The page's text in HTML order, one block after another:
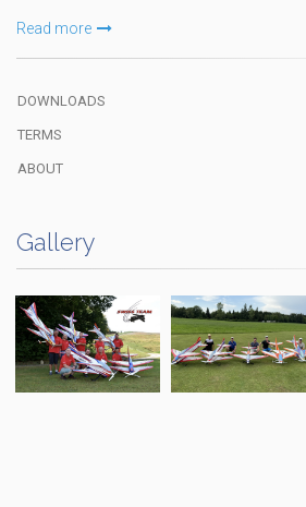
Read more
DOWNLOADS
TERMS
ABOUT
Gallery